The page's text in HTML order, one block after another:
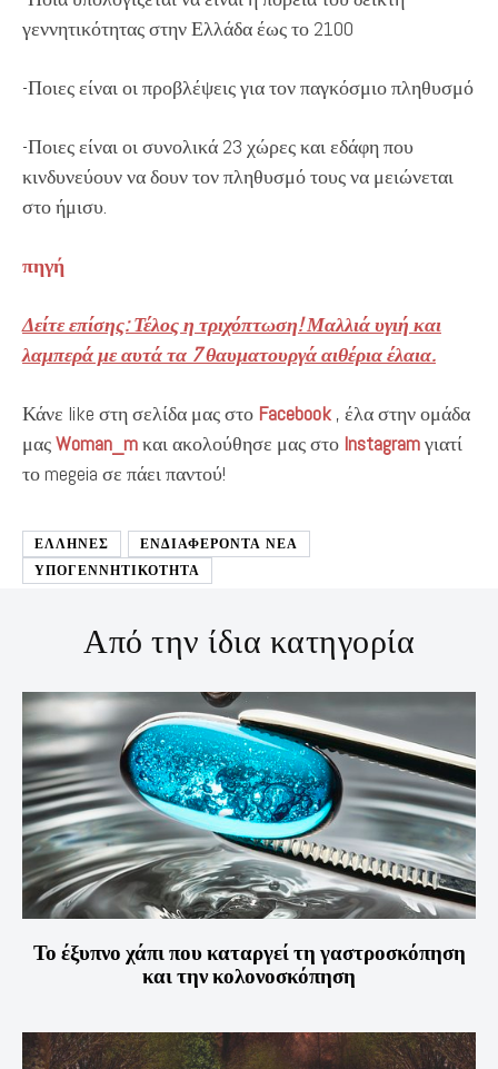
γεννητικότητας στην Ελλάδα έως το 2100
-Ποιες είναι οι προβλέψεις για τον παγκόσμιο πληθυσμό
-Ποιες είναι οι συνολικά 23 χώρες και εδάφη που
κινδυνεύουν να δουν τον πληθυσμό τους να μειώνεται
στο ήμισυ.
πηγή
Δείτε επίσης: Τέλος η τριχόπτωση! Μαλλιά υγιή και
λαμπερά με αυτά τα 7 θαυματουργά αιθέρια έλαια.
Κάνε like στη σελίδα μας στο Facebook , έλα στην ομάδα
μαςWoman_mκαι ακολούθησε μας στο Instagramγιατί
το megeia σε πάει παντού!
ΕΛΛΗΝΕΣ
ΕΝΔΙΑΦΕΡΟΝΤΑ ΝΕΑ
ΥΠΟΓΕΝΝΗΤΙΚΟΤΗΤΑ
Από την ίδια κατηγορία
Το έξυπνο χάπι που καταργεί τη γαστροσκόπηση
και την κολονοσκόπηση